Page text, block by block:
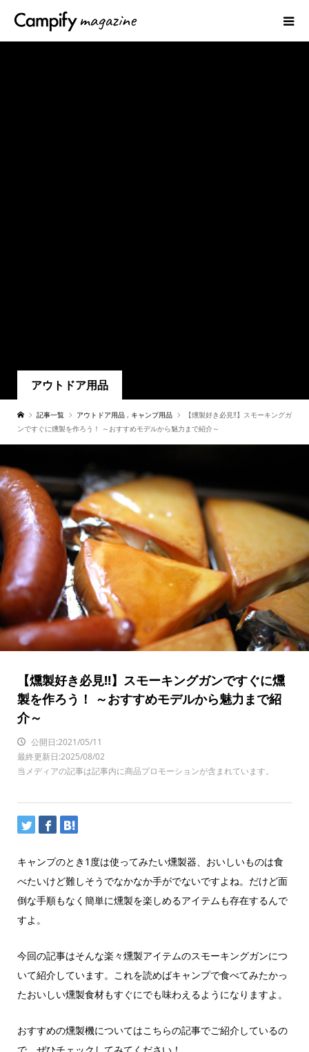
アウトドア用品
記事一覧 アウトドア用品 , キャンプ用品
【燻製好き必見‼】スモーキングガ
ンですぐに燻製を作ろう！ ～おすすめモデルから魅力まで紹介～
【燻製好き必見‼】スモーキングガンですぐに燻
製を作ろう！ ～おすすめモデルから魅力まで紹
介～
公開日:2021/05/11
最終更新日:2025/08/02
当メディアの記事は記事内に商品プロモーションが含まれています。
キャンプのとき1度は使ってみたい燻製器、おいしいものは食
べたいけど難しそうでなかなか手がでないですよね。だけど面
倒な手順もなく簡単に燻製を楽しめるアイテムも存在するんで
すよ。
今回の記事はそんな楽々燻製アイテムのスモーキングガンにつ
いて紹介しています。これを読めばキャンプで食べてみたかっ
たおいしい燻製食材もすぐにでも味わえるようになりますよ。
おすすめの燻製機についてはこちらの記事でご紹介しているの